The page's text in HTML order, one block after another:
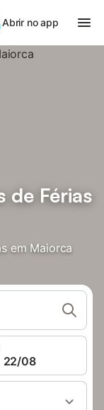
Abrir no app
de Férias
em Maiorca
22/08